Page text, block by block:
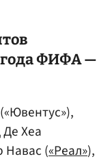
года ФИФА —
(«Ювентус»),
Хеа
Навас («Реал»),